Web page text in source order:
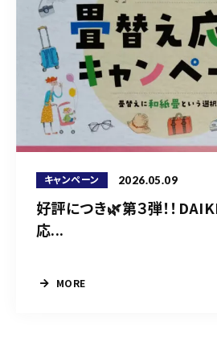
キャンペーン 2026.05.09
好評につき🌿第３弾！！
応...
MORE